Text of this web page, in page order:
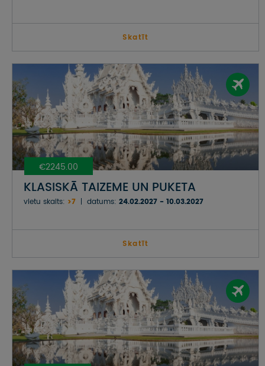
Skatīt
€2245.00
KLASISKĀ TAIZEME UN PUKETA
vietu skaits: >7 datums: 24.02.2027 - 10.03.2027
Skatīt